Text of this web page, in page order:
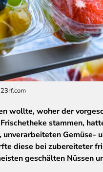
wollte, woher der
stammen,
unverarbeiteten Gemüse-
diese bei zubereiteter
geschälten Nüssen